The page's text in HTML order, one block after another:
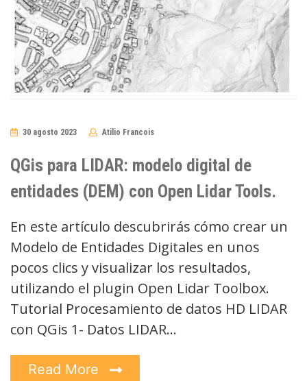
30 agosto 2023 Atilio Francois
QGis para LIDAR: modelo digital de
entidades (DEM) con Open Lidar Tools.
En este artículo descubrirás cómo crear un
Modelo de Entidades Digitales en unos
pocos clics y visualizar los resultados,
utilizando el plugin Open Lidar Toolbox.
Tutorial Procesamiento de datos HD LIDAR
con QGis 1- Datos LIDAR…
Read More